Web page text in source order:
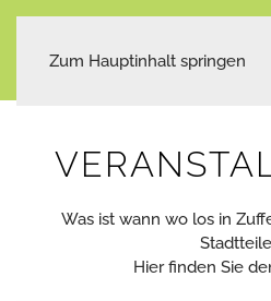
Zum Hauptinhalt springen
Was ist wann wo los in
Hier finden Sie